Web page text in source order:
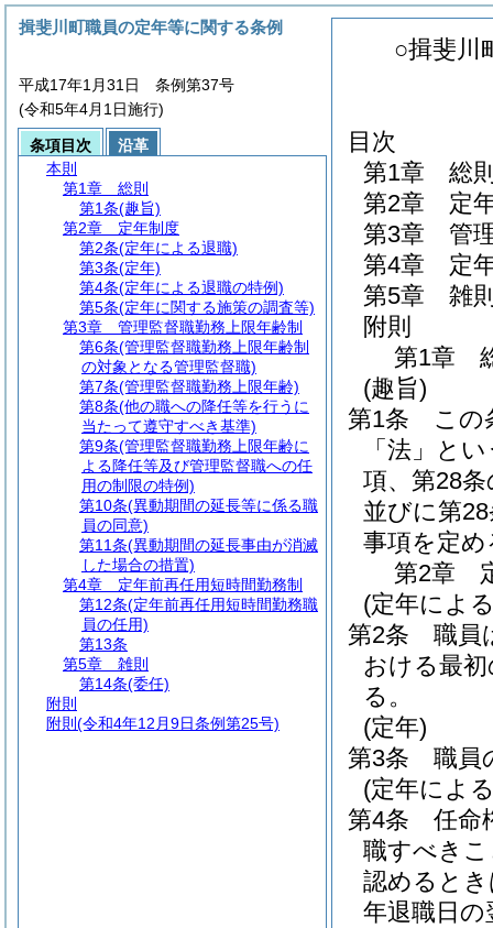
○揖斐川
目次
第1章
総
第2章
定
第3章
管
第4章
定
第5章
雑
附則
第1章
(趣旨)
第1条
この
「法」と
項、第28
並びに第
事項を定
第2章
(定年によ
第2条
職員
おける最
る。
(定年)
第3条
職員
(定年によ
第4条
任命
職すべき
認めると
年退職日
揖斐川町職員の定年等に関する条例
平成17年1月31日 条例第37号
(令和5年4月1日施行)
条項目次
沿革
本則
第1章
総則
第1条(趣旨)
第2章
定年制度
第2条(定年による退職)
第3条(定年)
第4条(定年による退職の特例)
第5条(定年に関する施策の調査等)
第3章
管理監督職勤務上限年齢制
第6条(管理監督職勤務上限年齢制
の対象となる管理監督職)
第7条(管理監督職勤務上限年齢)
第8条(他の職への降任等を行うに
当たって遵守すべき基準)
第9条(管理監督職勤務上限年齢に
よる降任等及び管理監督職への任
用の制限の特例)
第10条(異動期間の延長等に係る職
員の同意)
第11条(異動期間の延長事由が消滅
した場合の措置)
第4章
定年前再任用短時間勤務制
第12条(定年前再任用短時間勤務職
員の任用)
第13条
第5章
雑則
第14条(委任)
附則
附則 (令和4年12月9日条例第25号)